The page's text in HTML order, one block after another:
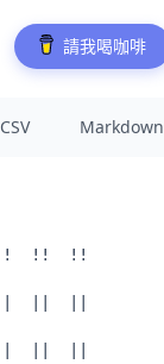
請我喝咖啡
CSV Markdown